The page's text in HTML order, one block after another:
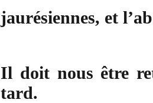
jaurésiennes, et
Il doit nous être
tard.